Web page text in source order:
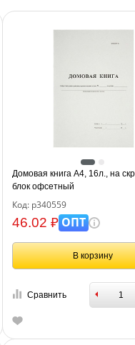
Домовая книга А4, 16л., на
блок офсетный
Код: р340559
46.02 ₽ОПТ
В корзину
Сравнить